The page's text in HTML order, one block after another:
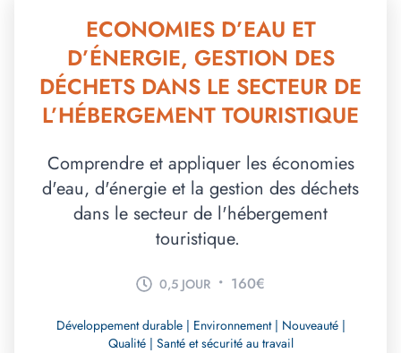
ECONOMIES D’EAU ET
D’ÉNERGIE, GESTION DES
DÉCHETS DANS LE SECTEUR DE
L’HÉBERGEMENT TOURISTIQUE
Comprendre et appliquer les économies
d'eau, d'énergie et la gestion des déchets
dans le secteur de l'hébergement
touristique.
0,5 JOUR • 160€
Développement durable | Environnement | Nouveauté |
Qualité | Santé et sécurité au travail